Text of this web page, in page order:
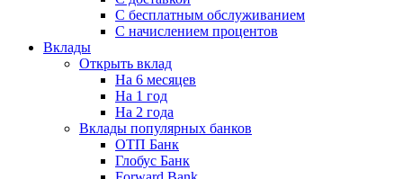
С бесплатным обслуживанием
С начислением процентов
Вклады
Открыть вклад
На 6 месяцев
На 1 год
На 2 года
Вклады популярных банков
ОТП Банк
Глобус Банк